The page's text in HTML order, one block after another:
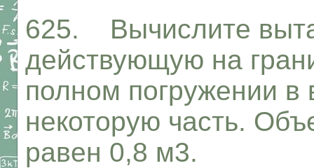
625. Вычислите
действующую на
полном погружении в
некоторую часть.
равен 0,8 м3.